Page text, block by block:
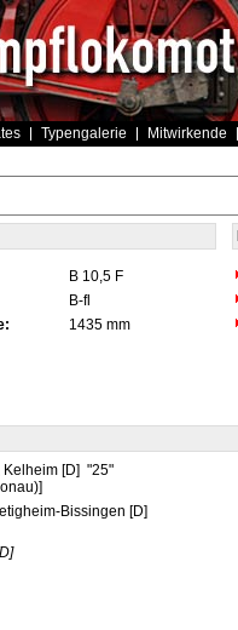
Typengalerie Mitwirkende
B 10,5 F
B-fl
1435 mm
Kelheim [D] "25"
Bissingen [D]